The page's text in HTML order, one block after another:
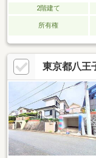
2階建て
所有権
東京都八王